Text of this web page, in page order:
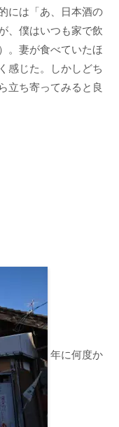
には「あ、日本酒の
、僕はいつも家で飲
。妻が食べていたほ
感じた。しかしどち
立ち寄ってみると良
年に何度か